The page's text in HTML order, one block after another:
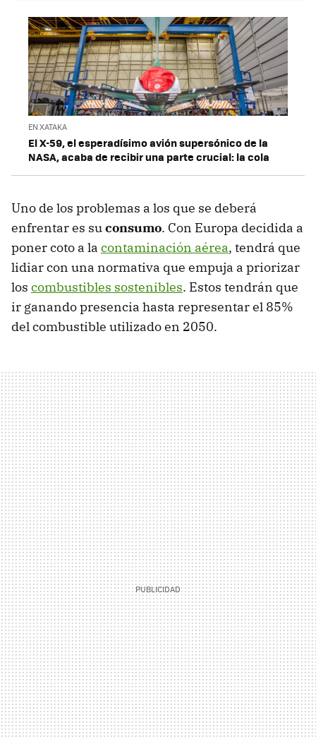
EN XATAKA
El X-59, el esperadísimo avión supersónico de la
NASA, acaba de recibir una parte crucial: la cola
Uno de los problemas a los que se deberá
enfrentar es suconsumo. Con Europa decidida a
poner coto a la contaminación aérea, tendrá que
lidiar con una normativa que empuja a priorizar
los combustibles sostenibles. Estos tendrán que
ir ganando presencia hasta representar el 85%
del combustible utilizado en 2050.